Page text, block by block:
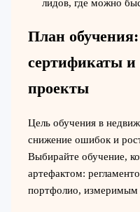
лидов, где можно
План
сертификаты и
проекты
Цель обучения в
снижение ошибок и
Выбирайте обучение,
артефактом:
портфолио, измеримым